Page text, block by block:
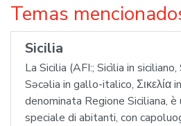
Temas
Sicilia
La Sicilia (AFI:; Sicìlia in
Səcəlia in gallo-italico, Σικελία
denominata Regione Siciliana,
speciale di abitanti, con